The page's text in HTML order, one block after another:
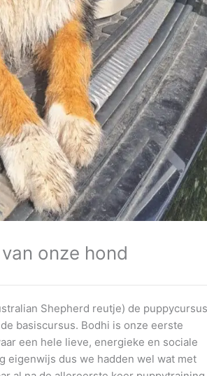
onze hond
Shepherd reutje) de puppycursus
basiscursus. Bodhi is onze eerste
een hele lieve, energieke en sociale
eigenwijs dus we hadden wel wat met